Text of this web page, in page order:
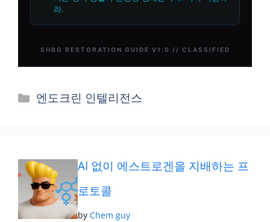
카
엔도크린 인텔리전스
AI 없이 에스트로겐을 지배하는 프
로토콜
byChem guy